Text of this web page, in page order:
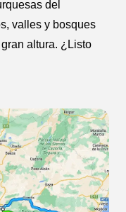
del
valles y bosques
altura. ¿Listo